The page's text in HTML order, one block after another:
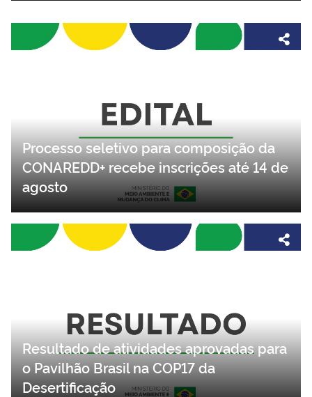
Processo seletivo para composição da
CONAREDD+ recebe inscrições até 14 de
agosto
Resultado de atividades aprovadas para
o Pavilhão Brasil na COP17 da
Desertificação